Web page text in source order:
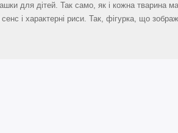
для дітей. Так само, як і кожна тварина
і характерні риси. Так, фігурка, що